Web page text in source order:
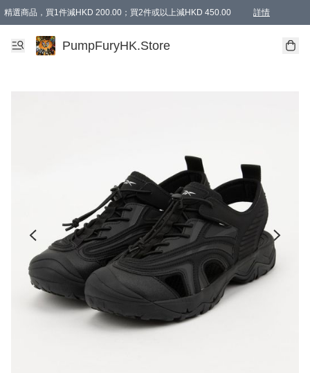
精選商品，買1件減HKD 200.00；買2件或以上減HKD 450.00 詳情
AAPE商品,會員專享9折或以上（按會員等級）AAPE products, members can
精選商品，任選買2件或以上減HKD 100.00
購物滿 HKD 800.00即享免運費優惠！（適用於 特定的送貨方式 )
PumpFuryHK.Store